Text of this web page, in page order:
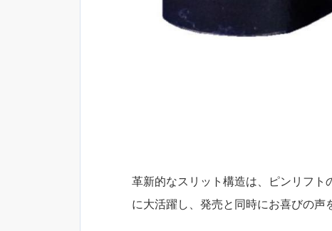
革新的なスリット構造は、ピンリフ
に大活躍し、発売と同時にお喜びの